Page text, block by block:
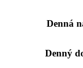
Denná
Denný